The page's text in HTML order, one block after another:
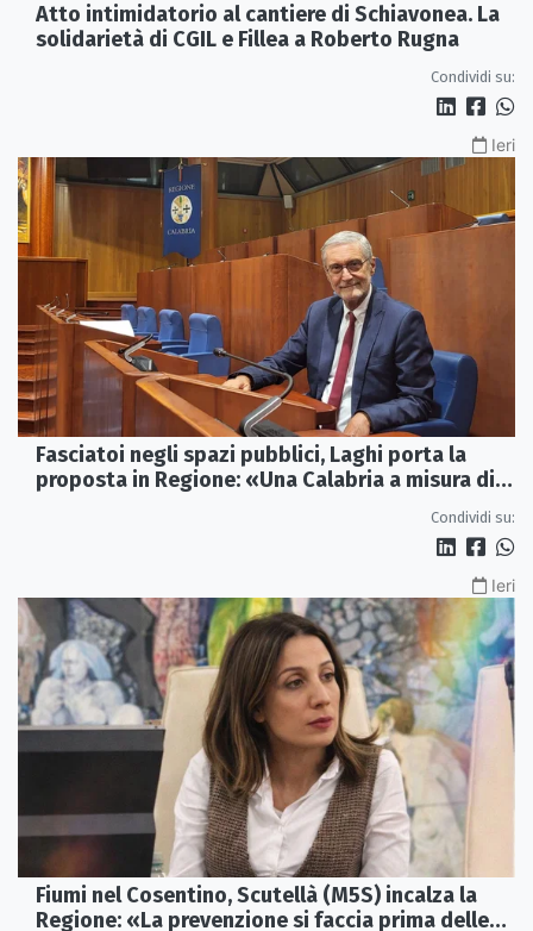
Atto intimidatorio al cantiere di Schiavonea. La
solidarietà di CGIL e Fillea a Roberto Rugna
Condividi su:
Ieri
Fasciatoi negli spazi pubblici, Laghi porta la
proposta in Regione: «Una Calabria a misura di
Condividi su:
Ieri
Fiumi nel Cosentino, Scutellà (M5S) incalza la
Regione: «La prevenzione si faccia prima delle